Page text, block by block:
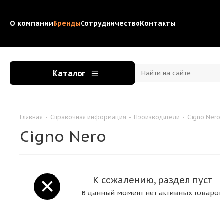
О компанииБрендыСотрудничествоКонтакты
Каталог
Главная - Справочная информация - Производители - Cigno Nero
Cigno Nero
К сожалению, раздел пуст
В данный момент нет активных